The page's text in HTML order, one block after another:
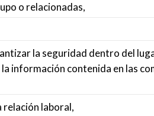
o relacionadas,
la seguridad dentro del
información contenida en las
relación laboral,